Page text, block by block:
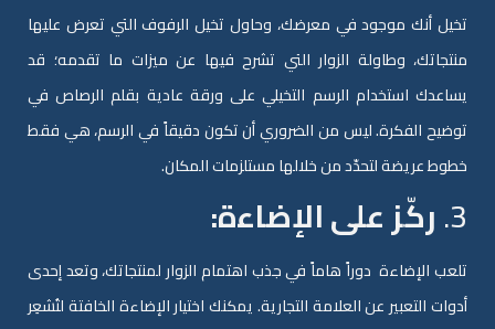
تخيل أنك موجود في معرضك، وحاول تخيل الرفوف التي تعرض عليها
منتجاتك، وطاولة الزوار التي تشرح فيها عن ميزات ما تقدمه؛ قد
يساعدك استخدام الرسم التخيلي على ورقة عادية بقلم الرصاص في
توضيح الفكرة. ليس من الضروري أن تكون دقيقاً في الرسم، هي فقط
خطوط عريضة لتحدّد من خلالها مستلزمات المكان.
3. ركّز على الإضاءة:
تلعب الإضاءة دوراً هاماً في جذب اهتمام الزوار لمنتجاتك، وتعد إحدى
أدوات التعبير عن العلامة التجارية. يمكنك اختيار الإضاءة الخافتة لتُشعِر